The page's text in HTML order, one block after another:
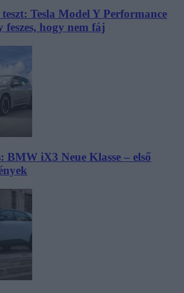
Tesla Model Y Performance
feszes, hogy nem fáj
BMW iX3 Neue Klasse – első